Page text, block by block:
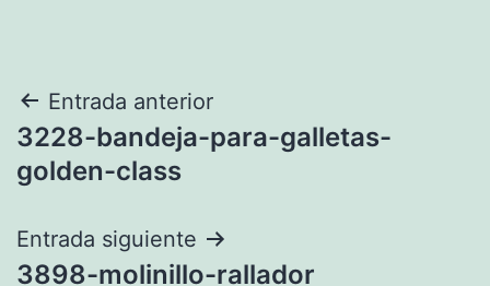
Navegación
de
Entrada anterior
3228-bandeja-para-galletas-
golden-class
Entrada siguiente
3898-molinillo-rallador